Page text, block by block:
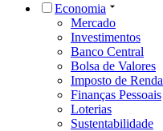
Economia
Mercado
Investimentos
Banco Central
Bolsa de Valores
Imposto de Renda
Finanças Pessoais
Loterias
Sustentabilidade